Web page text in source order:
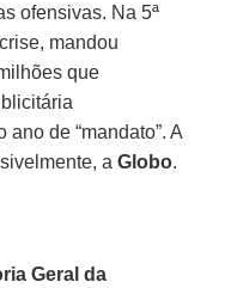
ofensivas. Na 5ª
mandou
que
ano de “mandato”. A
aGlobo.
Geral da